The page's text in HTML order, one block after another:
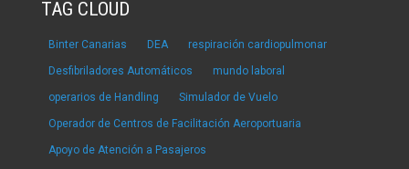
TAG CLOUD
Binter Canarias DEA respiración cardiopulmonar
Desfibriladores Automáticos mundo laboral
operarios de Handling Simulador de Vuelo
Operador de Centros de Facilitación Aeroportuaria
Apoyo de Atención a Pasajeros